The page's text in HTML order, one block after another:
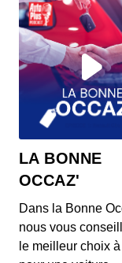
LA BONNE
OCCAZ'
Dans la Bonne
nous vous
le meilleur choix